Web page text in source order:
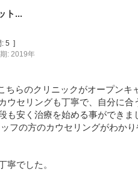
ト...
: 5
: 2019年
らのクリニックがオープンキ
ウセリングも丁寧で、自分に合
も安く治療を始める事ができま
フの方のカウセリングがわかり
寧でした。